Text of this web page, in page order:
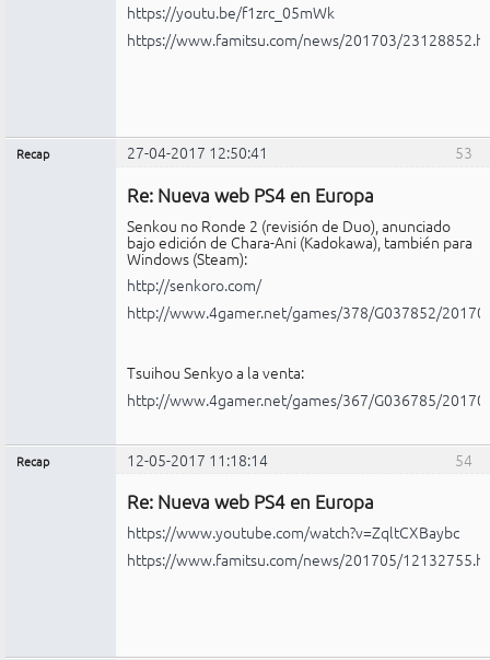
https://youtu.be/f1zrc_05mWk
https://www.famitsu.com/news/201703/
53
Recap 27-04-2017 12:50:41
Re: Nueva web PS4 en Europa
Senkou no Ronde 2 (revisión de Duo), anunciado
bajo edición de Chara-Ani (Kadokawa), también para
Windows (Steam):
http://senkoro.com/
http://www.4gamer.net/games/378/G037852/
Tsuihou Senkyo a la venta:
http://www.4gamer.net/games/367/G036785/
54
Recap 12-05-2017 11:18:14
Re: Nueva web PS4 en Europa
https://www.youtube.com/watch?v=ZqltCXBaybc
https://www.famitsu.com/news/201705/